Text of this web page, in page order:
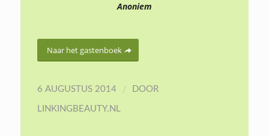
Anoniem
Naar het gastenboek
6 AUGUSTUS 2014 / DOOR
LINKINGBEAUTY.NL